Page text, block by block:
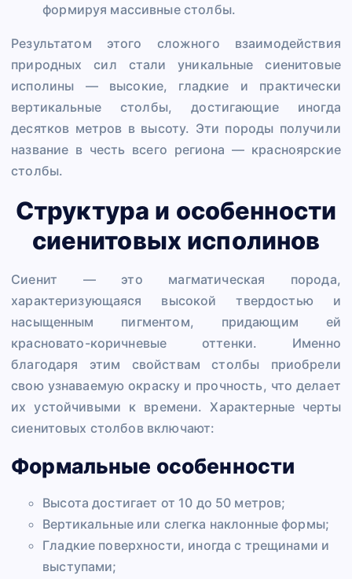
формируя массивные столбы.
Результатом этого сложного взаимодействия
природных сил стали уникальные сиенитовые
исполины — высокие, гладкие и практически
вертикальные столбы, достигающие иногда
десятков метров в высоту. Эти породы получили
название в честь всего региона — красноярские
столбы.
Структура и особенности
сиенитовых исполинов
Сиенит — это магматическая порода,
характеризующаяся высокой твердостью и
насыщенным пигментом, придающим ей
красновато-коричневые оттенки. Именно
благодаря этим свойствам столбы приобрели
свою узнаваемую окраску и прочность, что делает
их устойчивыми к времени. Характерные черты
сиенитовых столбов включают:
Формальные особенности
Высота достигает от 10 до 50 метров;
Вертикальные или слегка наклонные формы;
Гладкие поверхности, иногда с трещинами и
выступами;